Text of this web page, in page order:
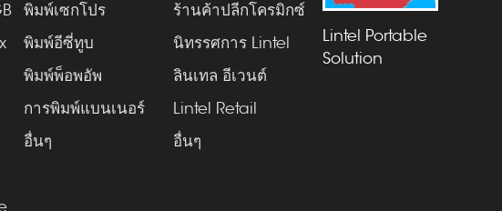
พิมพ์เซกโปร
พิมพ์อีซี่ทูบ
พิมพ์พ็อพอัพ
การพิมพ์แบนเนอร์
อื่นๆ
ร้านค้าปลีกโครมิกซ์
นิทรรศการ Lintel
ลินเทล อีเวนต์
Lintel Retail
อื่นๆ
Lintel Portable
Solution